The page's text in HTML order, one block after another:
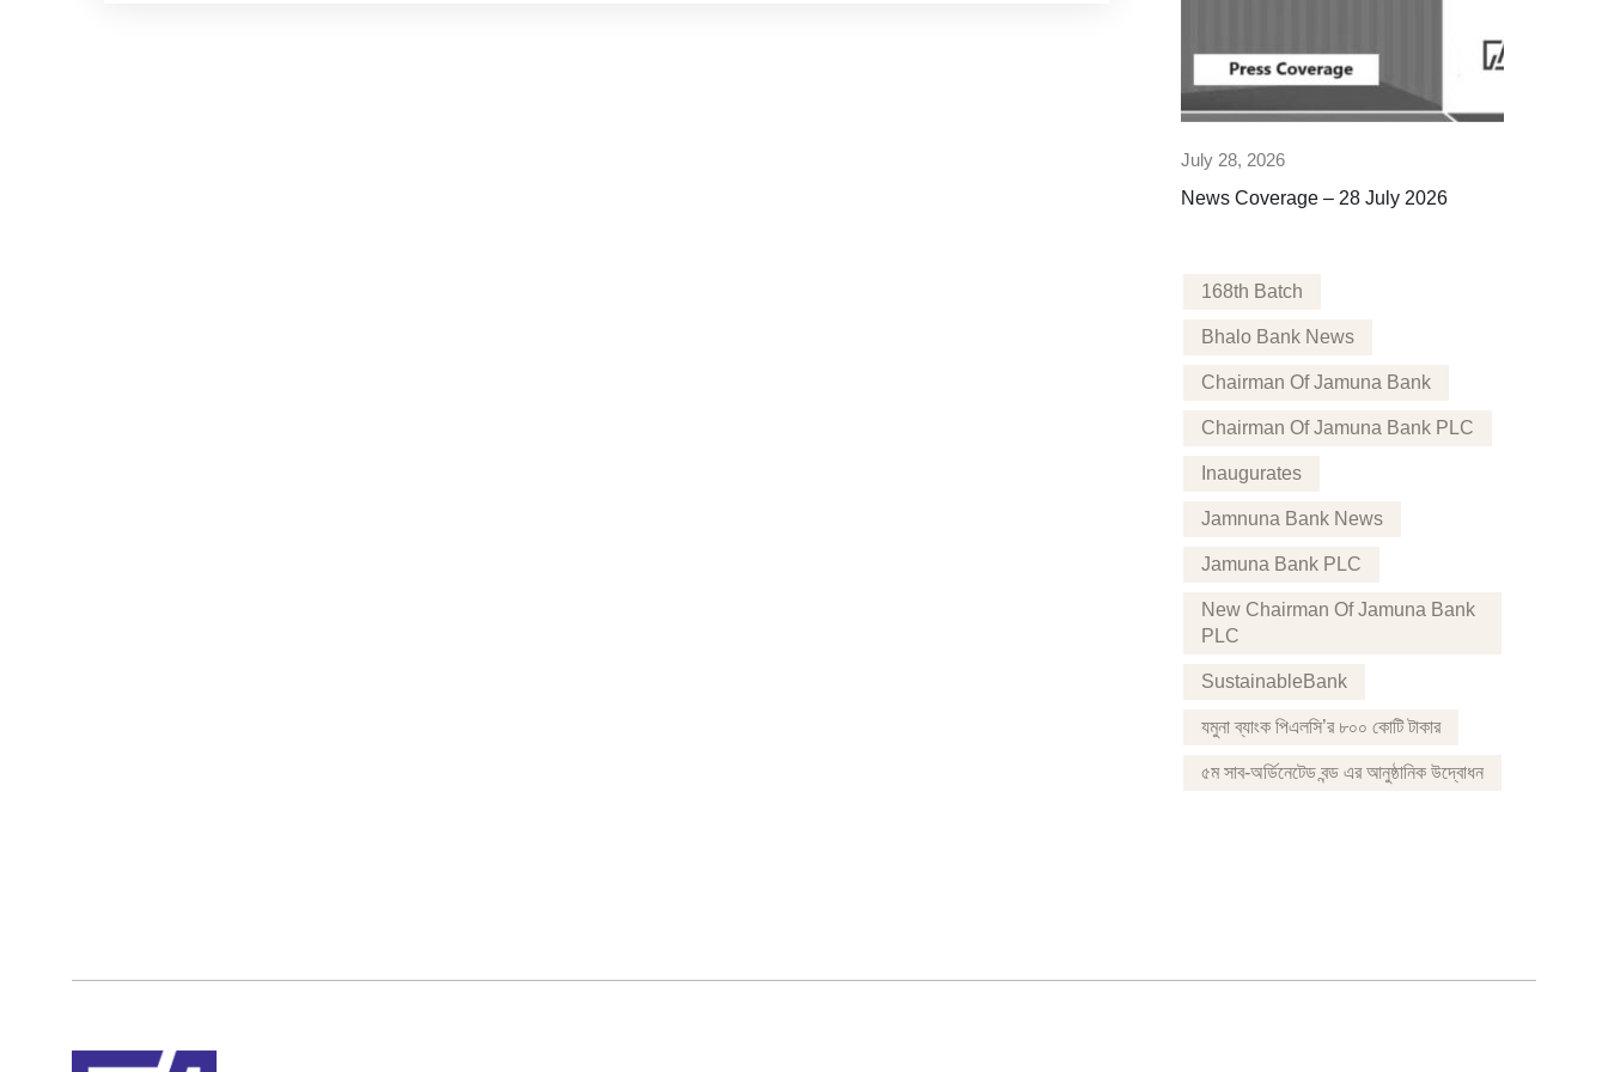
July 28, 2026
News Coverage – 28 July 2026
168th Batch
Bhalo Bank News
Chairman Of Jamuna Bank
Chairman Of Jamuna Bank PLC
Inaugurates
Jamnuna Bank News
Jamuna Bank PLC
New Chairman Of Jamuna Bank
PLC
SustainableBank
যমুনা ব্যাংক পিএলসি’র ৮০০ কোটি টাকার
৫ম সাব-অর্ডিনেটেড বন্ড এর আনুষ্ঠানিক উদ্বোধন